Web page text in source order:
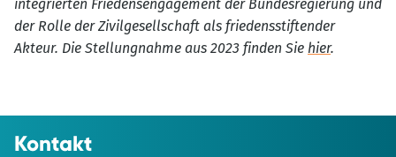
integrierten Friedensengagement der Bundesregierung und
der Rolle der Zivilgesellschaft als friedensstiftender
Akteur. Die Stellungnahme aus 2023 finden Sie hier.
Kontakt